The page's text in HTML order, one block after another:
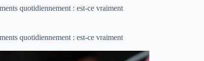
quotidiennement : est-ce vraiment
quotidiennement : est-ce vraiment